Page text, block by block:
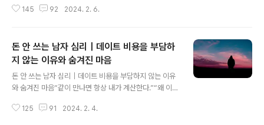
하는 사람.분명 관심이 있는 것처럼 보이지만 정작 만남으
편해서 연락하는 걸까?”연락의 양보다 중요한 것은 상대가
관계를 실제로 움직이고 있는지입니다.이런 혼란은 상대의
행동보다 내가 관계를 어떻게 해석하고 있는지와도 연결됩
니다.비슷한 상황을 반복해서 경험한다면 아래 글도 함께
적인 첫 단계 1. 호감은 있지만 아직 확신이 부족하다가장
145 92 2024. 2. 6.
돈 안 쓰는 남자 심리｜데이트 비용을 부담하
지 않는 이유와 숨겨진 마음
돈 안 쓰는 남자 심리｜데이트 비용을 부담하지 않는 이유
와 숨겨진 마음“같이 만나면 항상 내가 계산한다.”“왜 이
이 없는 걸까?”연애를 하다 보면 작은 행동 하나에도 상대
125 91 2024. 2. 4.